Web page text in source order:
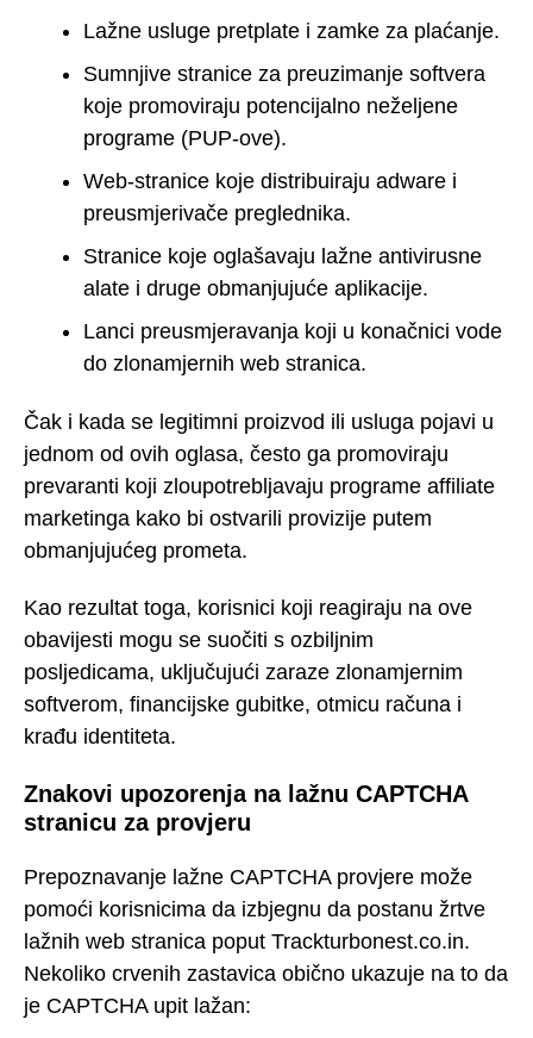
Lažne usluge pretplate i zamke za plaćanje.
Sumnjive stranice za preuzimanje softvera
koje promoviraju potencijalno neželjene
programe (PUP-ove).
Web-stranice koje distribuiraju adware i
preusmjerivače preglednika.
Stranice koje oglašavaju lažne antivirusne
alate i druge obmanjujuće aplikacije.
Lanci preusmjeravanja koji u konačnici vode
do zlonamjernih web stranica.
Čak i kada se legitimni proizvod ili usluga pojavi u
jednom od ovih oglasa, često ga promoviraju
prevaranti koji zloupotrebljavaju programe affiliate
marketinga kako bi ostvarili provizije putem
obmanjujućeg prometa.
Kao rezultat toga, korisnici koji reagiraju na ove
obavijesti mogu se suočiti s ozbiljnim
posljedicama, uključujući zaraze zlonamjernim
softverom, financijske gubitke, otmicu računa i
krađu identiteta.
Znakovi upozorenja na lažnu CAPTCHA
stranicu za provjeru
Prepoznavanje lažne CAPTCHA provjere može
pomoći korisnicima da izbjegnu da postanu žrtve
lažnih web stranica poput Trackturbonest.co.in.
Nekoliko crvenih zastavica obično ukazuje na to da
je CAPTCHA upit lažan: